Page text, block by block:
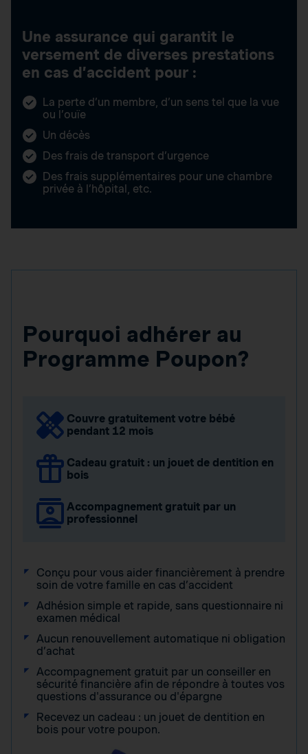
Une assurance qui garantit le
versement de diverses prestations
en cas d’accident pour :
La perte d’un membre, d’un sens tel que la vue
ou l’ouïe
Un décès
Des frais de transport d’urgence
Des frais supplémentaires pour une chambre
privée à l’hôpital, etc.
Pourquoi adhérer au
Programme Poupon?
Couvre gratuitement votre bébé
pendant 12 mois
Cadeau gratuit : un jouet de dentition en
bois
Accompagnement gratuit par un
professionnel
Conçu pour vous aider financièrement à prendre
soin de votre famille en cas d’accident
Adhésion simple et rapide, sans questionnaire ni
examen médical
Aucun renouvellement automatique ni obligation
d’achat
Accompagnement gratuit par un conseiller en
sécurité financière afin de répondre à toutes vos
questions d'assurance ou d'épargne
Recevez un cadeau : un jouet de dentition en
bois pour votre poupon.